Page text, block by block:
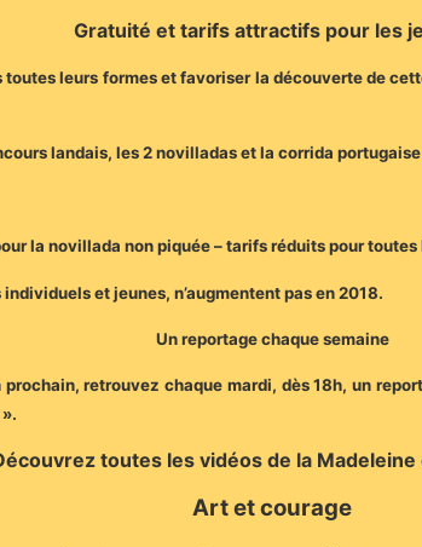
Gratuité et tarifs attractifs pour les
leurs formes et favoriser la découverte de
landais, les 2 novilladas et la corrida portugaise
la novillada non piquée – tarifs réduits pour
et jeunes, n’augmentent pas en 2018.
Un reportage chaque semaine
retrouvez chaque mardi, dès 18h, un
toutes les vidéos de la
Art et courage